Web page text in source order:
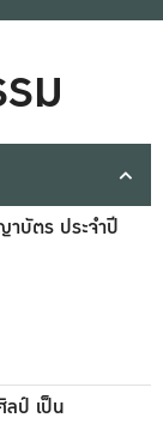
ม
บัตร ประจำปี
ลป์ เป็น